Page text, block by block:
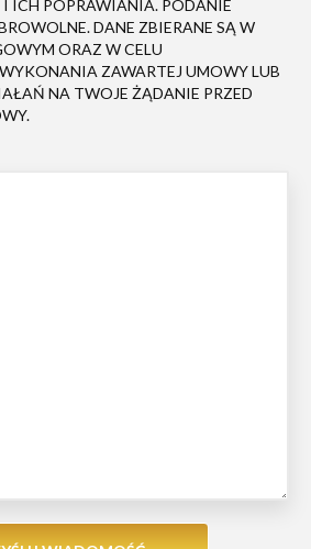
ICH POPRAWIANIA. PODANIE
DANE ZBIERANE SĄ W
ORAZ W CELU
ZAWARTEJ UMOWY LUB
NA TWOJE ŻĄDANIE PRZED